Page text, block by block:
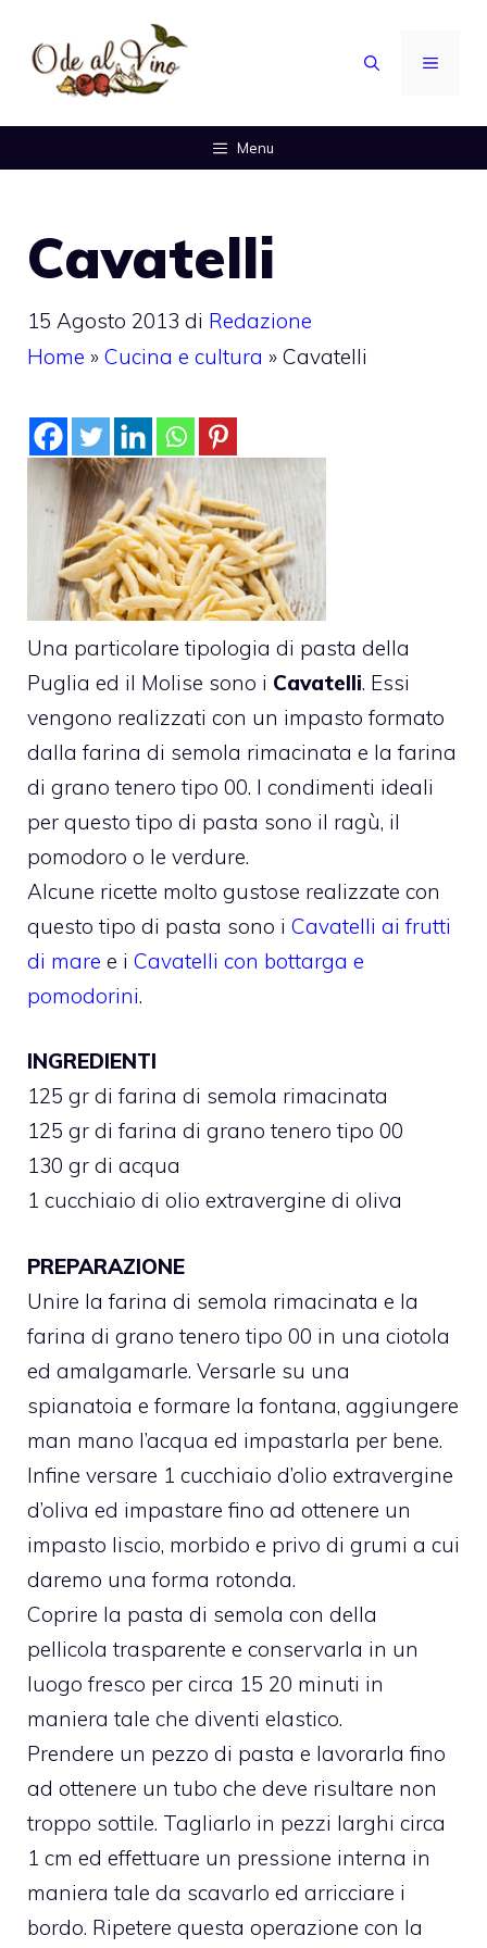
contenuto
MENU
Menu
Cavatelli
15 Agosto 2013 di Redazione
Home » Cucina e cultura » Cavatelli
Una particolare tipologia di pasta della
Puglia ed il Molise sono i Cavatelli. Essi
vengono realizzati con un impasto formato
dalla farina di semola rimacinata e la farina
di grano tenero tipo 00. I condimenti ideali
per questo tipo di pasta sono il ragù, il
pomodoro o le verdure.
Alcune ricette molto gustose realizzate con
questo tipo di pasta sono i Cavatelli ai frutti
di mare e i Cavatelli con bottarga e
pomodorini.
INGREDIENTI
125 gr di farina di semola rimacinata
125 gr di farina di grano tenero tipo 00
130 gr di acqua
1 cucchiaio di olio extravergine di oliva
PREPARAZIONE
Unire la farina di semola rimacinata e la
farina di grano tenero tipo 00 in una ciotola
ed amalgamarle. Versarle su una
spianatoia e formare la fontana, aggiungere
man mano l’acqua ed impastarla per bene.
Infine versare 1 cucchiaio d’olio extravergine
d’oliva ed impastare fino ad ottenere un
impasto liscio, morbido e privo di grumi a cui
daremo una forma rotonda.
Coprire la pasta di semola con della
pellicola trasparente e conservarla in un
luogo fresco per circa 15 20 minuti in
maniera tale che diventi elastico.
Prendere un pezzo di pasta e lavorarla fino
ad ottenere un tubo che deve risultare non
troppo sottile. Tagliarlo in pezzi larghi circa
1 cm ed effettuare un pressione interna in
maniera tale da scavarlo ed arricciare i
bordo. Ripetere questa operazione con la